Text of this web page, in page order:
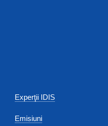
Experţii IDIS
Emisiuni